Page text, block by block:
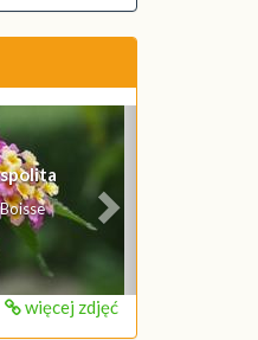
Następne
więcej zdjęć